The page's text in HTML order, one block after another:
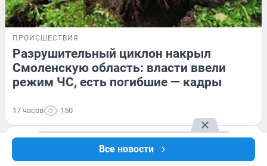
Все новости
ПРОИСШЕСТВИЯ
Разрушительный циклон накрыл
Смоленскую область: власти ввели
режим ЧС, есть погибшие — кадры
17 часов 150
Квартиры в новостройках начнут
дешеветь — когда ждать снижения
цен